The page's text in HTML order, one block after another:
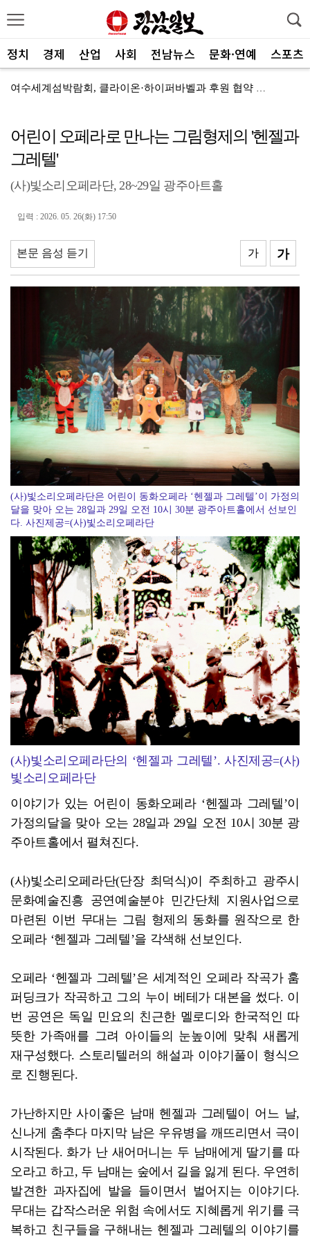
정치 경제 산업 사회 전남뉴스 문화·연예 스포츠
여수세계섬박람회, 클라이온·하이퍼바벨과 후원 협약 체결
광주FC, 레전드 예우 문화 뿌리내린다
전남도체육회, 유소년 스포츠 인재 육성 박차
'말 대신 몸짓으로'…몸과 마음 잇는 무언의 인문학
무안오승우미술관, 자연과 빛이 어우러진 기획전 개최
현대차 ‘디 올 뉴 아반떼’, 계약 첫날 1만대 돌파
[속보]전남광주특별시 초대 시민추천 부시장에 백승주·윤...
코스피, 차익실현 매물에 6300선 약세
어린이 오페라로 만나는 그림형제의 '헨젤과
그레텔'
(사)빛소리오페라단, 28~29일 광주아트홀
입력 : 2026. 05. 26(화) 17:50
본문 음성 듣기 가
가
(사)빛소리오페라단은 어린이 동화오페라 ‘헨젤과 그레텔’이 가정의
달을 맞아 오는 28일과 29일 오전 10시 30분 광주아트홀에서 선보인
다. 사진제공=(사)빛소리오페라단
(사)빛소리오페라단의 ‘헨젤과 그레텔’. 사진제공=(사)
빛소리오페라단
이야기가 있는 어린이 동화오페라 ‘헨젤과 그레텔’이
가정의달을 맞아 오는 28일과 29일 오전 10시 30분 광
주아트홀에서 펼쳐진다.
(사)빛소리오페라단(단장 최덕식)이 주최하고 광주시
문화예술진흥 공연예술분야 민간단체 지원사업으로
마련된 이번 무대는 그림 형제의 동화를 원작으로 한
오페라 ‘헨젤과 그레텔’을 각색해 선보인다.
오페라 ‘헨젤과 그레텔’은 세계적인 오페라 작곡가 훔
퍼딩크가 작곡하고 그의 누이 베테가 대본을 썼다. 이
번 공연은 독일 민요의 친근한 멜로디와 한국적인 따
뜻한 가족애를 그려 아이들의 눈높이에 맞춰 새롭게
재구성했다. 스토리텔러의 해설과 이야기풀이 형식으
로 진행된다.
가난하지만 사이좋은 남매 헨젤과 그레텔이 어느 날,
신나게 춤추다 마지막 남은 우유병을 깨뜨리면서 극이
시작된다. 화가 난 새어머니는 두 남매에게 딸기를 따
오라고 하고, 두 남매는 숲에서 길을 잃게 된다. 우연히
발견한 과자집에 발을 들이면서 벌어지는 이야기다.
무대는 갑작스러운 위험 속에서도 지혜롭게 위기를 극
복하고 친구들을 구해내는 헨젤과 그레텔의 이야기를